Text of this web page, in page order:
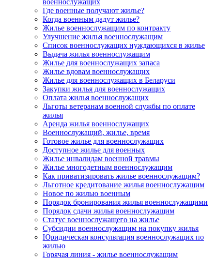
военнослужащих
Где военные получают жилье?
Когда военным дадут жилье?
Жилье военнослужащим по контракту
Улучшение жилья военнослужащим
Список военнослужащих нуждающихся в жилье
Выдача жилья военнослужащим
Жилье для военнослужащих запаса
Жилье вдовам военнослужащих
Жилье для военнослужащих в Беларуси
Закупки жилья для военнослужащих
Оплата жилья военнослужащих
Льготы ветеранам военной службы по оплате
жилья
Аренда жилья военнослужащих
Военнослужащий, жилье, время
Готовое жилье для военнослужащих
Доступное жилье для военных
Жилье инвалидам военной травмы
Жилье многодетным военнослужащим
Как приватизировать жилье военнослужащим?
Льготное кредитование жилья военнослужащим
Новое по жилью военным
Порядок бронирования жилья военнослужащими
Порядок сдачи жилья военнослужащим
Статус военнослужащего на жилье
Субсидии военнослужащим на покупку жилья
Юридическая консультация военнослужащих по
жилью
Горячая линия - жилье военнослужащим